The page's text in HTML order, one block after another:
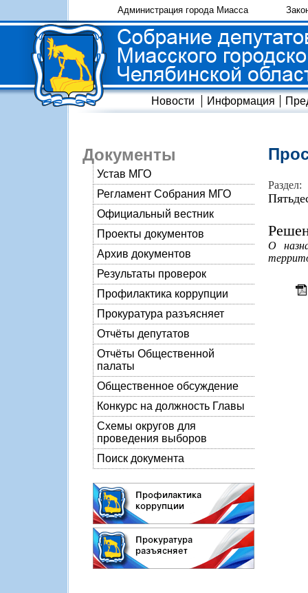
Администрация города Миасса
Новости Информация
Документы
Устав МГО
Регламент Собрания МГО
Официальный вестник
Проекты документов
Архив документов
Результаты проверок
Профилактика коррупции
Прокуратура разъясняет
Отчёты депутатов
Отчёты Общественной
палаты
Общественное обсуждение
Конкурс на должность Главы
Схемы округов для
проведения выборов
Поиск документа
Раздел:
О